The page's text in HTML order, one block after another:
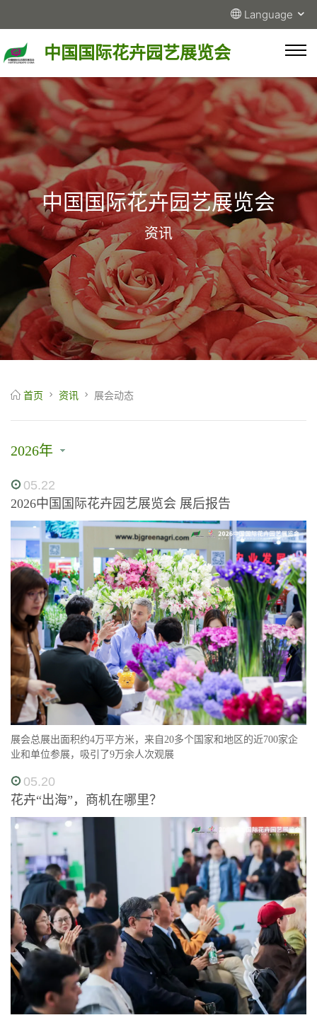
Language
中国国际花卉园艺展览会
中国国际花卉园艺展览会
资讯
首页 资讯 展会动态
2026年
05.22
2026中国国际花卉园艺展览会 展后报告
展会总展出面积约4万平方米，来自20多个国家和地区的近700家企
业和单位参展，吸引了9万余人次观展
05.20
花卉“出海”，商机在哪里？